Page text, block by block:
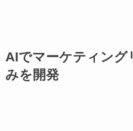
AIでマーケティング
みを開発